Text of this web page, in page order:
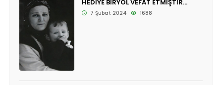
HEDİYE BİRYOL VEFAT ETMİŞTİR...
7 Şubat 2024 1688